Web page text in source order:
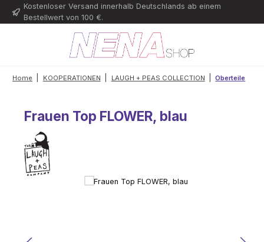
Zum Hauptinhalt springen
Kostenloser Versand innerhalb Deutschlands ab einem
Bestellwert von 100 €.
Home KOOPERATIONEN LAUGH + PEAS COLLECTION Oberteile
Frauen Top FLOWER, blau
Bildergalerie überspringen